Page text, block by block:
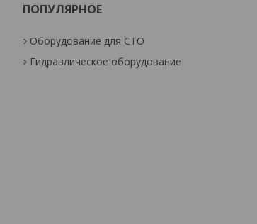
ПОПУЛЯРНОЕ
Оборудование для СТО
Гидравлическое оборудование